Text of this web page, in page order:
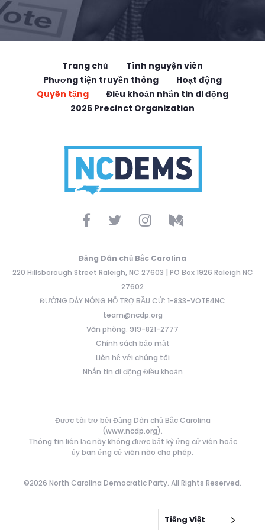
Trang chủ
Tình nguyện viên
Phương tiện truyền thông
Hoạt động
Quyên tặng
Điều khoản nhắn tin di động
2026 Precinct Organization
Đảng Dân chủ Bắc Carolina
220 Hillsborough Street Raleigh, NC 27603 | PO Box 1926 Raleigh NC
27602
ĐƯỜNG DÂY NÓNG HỖ TRỢ BẦU CỬ: 1-833-VOTE4NC
team@ncdp.org
Văn phòng: 919-821-2777
Chính sách bảo mật
Liên hệ với chúng tôi
Nhắn tin di động Điều khoản
Được tài trợ bởi Đảng Dân chủ Bắc Carolina
(www.ncdp.org).
Thông tin liên lạc này không được bất kỳ ứng cử viên hoặc
ủy ban ứng cử viên nào cho phép.
©2026 North Carolina Democratic Party. All Rights Reserved.
Tiếng Việt